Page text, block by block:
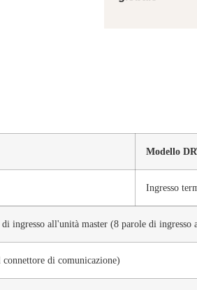
Modello
Ingresso
ingresso all'unità master (8 parole di
di comunicazione)